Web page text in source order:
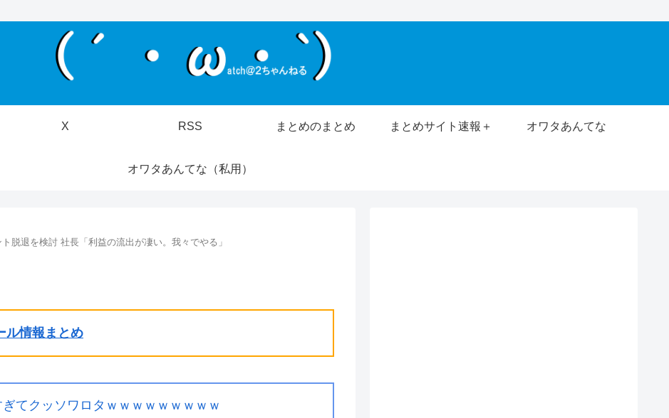
X RSS まとめのまとめ まとめサイト速報＋ オワタあんてな
オワタあんてな（私用）
脱退を検討 社長「利益の流出が凄い。我々でやる」
ル情報まとめ
てクッソワロタｗｗｗｗｗｗｗｗｗ